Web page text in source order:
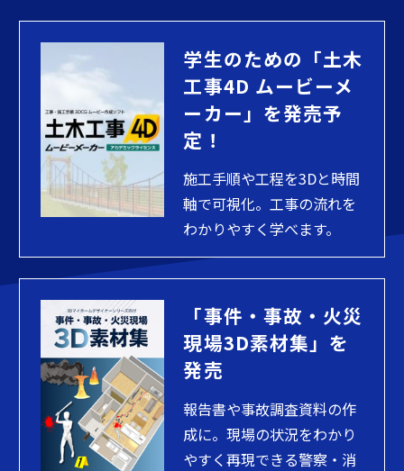
学生のための「土木
工事4D ムービーメ
ーカー」を発売予
定！
施工手順や工程を3Dと時間
軸で可視化。工事の流れを
わかりやすく学べます。
「事件・事故・火災
現場3D素材集」を
発売
報告書や事故調査資料の作
成に。現場の状況をわかり
やすく再現できる警察・消